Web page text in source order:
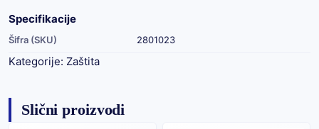
Specifikacije
Šifra (SKU) 2801023
Kategorije: Zaštita
Slični proizvodi